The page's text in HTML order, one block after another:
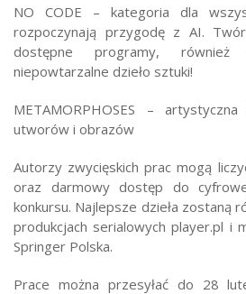
NO CODE – kategoria dla
rozpoczynają przygodę z AI.
dostępne programy,
niepowtarzalne dzieło sztuki!
METAMORPHOSES –
utworów i obrazów
Autorzy zwycięskich prac mogą
oraz darmowy dostęp do
konkursu. Najlepsze dzieła zostaną
produkcjach serialowych player.pl i
Springer Polska.
Prace można przesyłać do 28